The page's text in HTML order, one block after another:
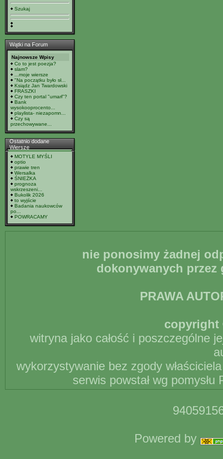
Szukaj
Wątki na Forum
Najnowsze Wpisy
Co to jest poezja?
slam?
...moje wiersze
"Na początku było sł...
Ksiądz Jan Twardowski
FRASZKI
Czy ten portal "umarł"?
Bank
wysokooprocento...
playlista- niezapomn...
Czy są
przechowywane...
Ostatnio dodane
Wiersze
MOTYLE MYŚLI
optio
prawie tren
Wersalka
ŚNIEŻKA
prognoza
wskrzeszeni...
Bukolik 2026
to wyjście
Badania naukowców
po...
POWRACAMY
nie ponosimy żadnej
dokonywanych
PRAWA
copyright
witryna jako całość i poszczególne
wykorzystywanie bez zgody
serwis powstał wg
Powered by